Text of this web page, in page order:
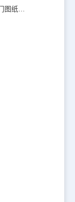
CAD机械入门图纸学习？CAD新手入门图纸练习